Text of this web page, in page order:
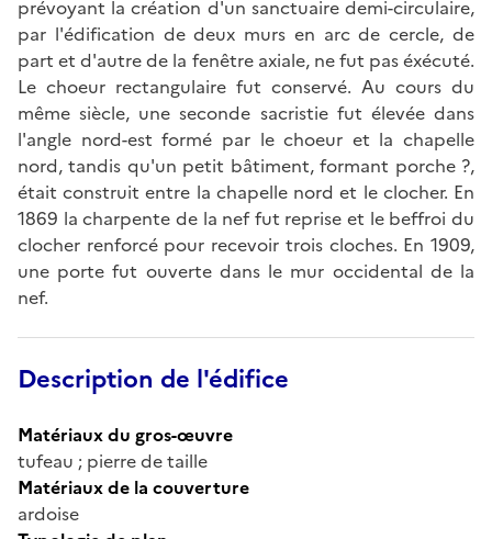
prévoyant la création d'un sanctuaire demi-circulaire,
par l'édification de deux murs en arc de cercle, de
part et d'autre de la fenêtre axiale, ne fut pas éxécuté.
Le choeur rectangulaire fut conservé. Au cours du
même siècle, une seconde sacristie fut élevée dans
l'angle nord-est formé par le choeur et la chapelle
nord, tandis qu'un petit bâtiment, formant porche ?,
était construit entre la chapelle nord et le clocher. En
1869 la charpente de la nef fut reprise et le beffroi du
clocher renforcé pour recevoir trois cloches. En 1909,
une porte fut ouverte dans le mur occidental de la
nef.
Description de l'édifice
Matériaux du gros-œuvre
tufeau ; pierre de taille
Matériaux de la couverture
ardoise